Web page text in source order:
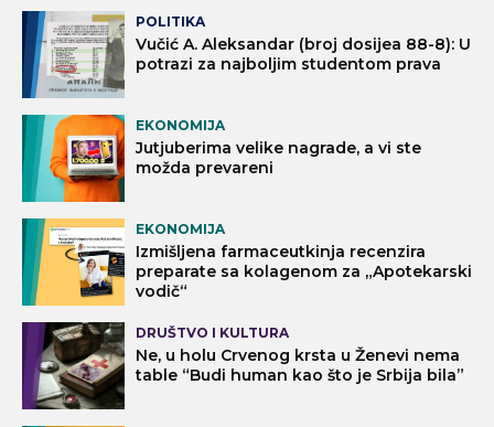
POLITIKA
Vučić A. Aleksandar (broj dosijea 88-8): U
potrazi za najboljim studentom prava
EKONOMIJA
Jutjuberima velike nagrade, a vi ste
možda prevareni
EKONOMIJA
Izmišljena farmaceutkinja recenzira
preparate sa kolagenom za „Apotekarski
vodič“
DRUŠTVO I KULTURA
Ne, u holu Crvenog krsta u Ženevi nema
table “Budi human kao što je Srbija bila”